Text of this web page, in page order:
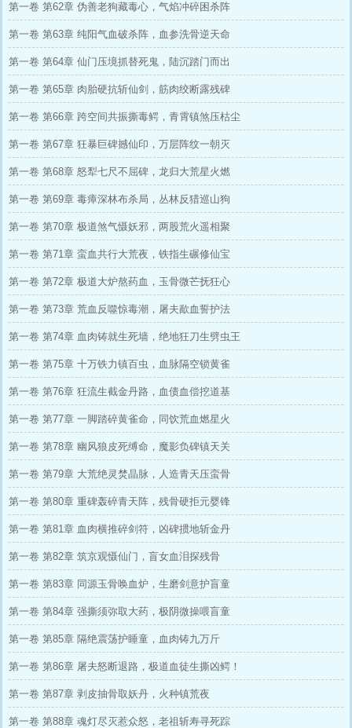
第一卷 第62章 伪善老狗藏毒心，气焰冲碎困杀阵
第一卷 第63章 纯阳气血破杀阵，血参洗骨逆天命
第一卷 第64章 仙门压境抓替死鬼，陆沉踏门而出
第一卷 第65章 肉胎硬抗斩仙剑，筋肉绞断露残碑
第一卷 第66章 跨空间共振撕毒鳄，青霄镇煞压枯尘
第一卷 第67章 狂暴巨碑撼仙印，万层阵纹一朝灭
第一卷 第68章 怒犁七尺不屈碑，龙归大荒星火燃
第一卷 第69章 毒瘴深林布杀局，丛林反猎巡山狗
第一卷 第70章 极道煞气慑妖邪，两股荒火遥相聚
第一卷 第71章 蛮血共行大荒夜，铁指生碾修仙宝
第一卷 第72章 极道大炉熬药血，玉骨微芒抚狂心
第一卷 第73章 荒血反噬惊毒潮，屠夫歃血誓护法
第一卷 第74章 血肉铸就生死墙，绝地狂刀生劈虫王
第一卷 第75章 十万铁力镇百虫，血脉隔空锁黄雀
第一卷 第76章 狂流生截金丹路，血债血偿挖道基
第一卷 第77章 一脚踏碎黄雀命，同饮荒血燃星火
第一卷 第78章 幽风狼皮死缚命，魔影负碑镇天关
第一卷 第79章 大荒绝灵焚晶脉，人造青天压蛮骨
第一卷 第80章 重碑轰碎青天阵，残骨硬拒元婴锋
第一卷 第81章 血肉横推碎剑符，凶碑掼地斩金丹
第一卷 第82章 筑京观慑仙门，盲女血泪探残骨
第一卷 第83章 同源玉骨唤血炉，生磨剑意护盲童
第一卷 第84章 强撕须弥取大药，极阴微操喂盲童
第一卷 第85章 隔绝震荡护睡童，血肉铸九万斤
第一卷 第86章 屠夫怒断退路，极道血徒生撕凶鳄！
第一卷 第87章 剥皮抽骨取妖丹，火种镇荒夜
第一卷 第88章 魂灯尽灭惹众怒，老祖斩寿寻死踪